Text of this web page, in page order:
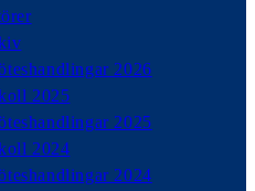
2026
2025
2025
2024
2024